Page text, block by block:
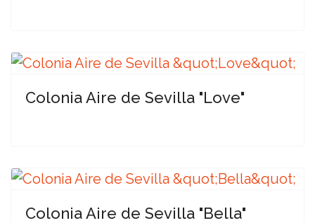
Colonia Aire de Sevilla "Love"
Colonia Aire de Sevilla "Bella"